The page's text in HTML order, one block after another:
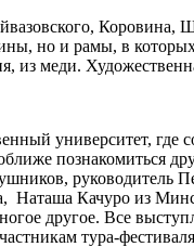
но и рамы, в
меди.
университет, где
познакомиться
Качуро из
другое. Все
тура-